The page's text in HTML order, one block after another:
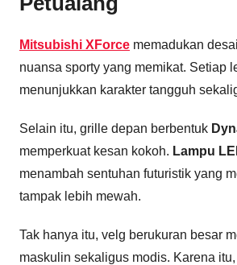
Mitsubishi XForce memadukan
nuansa sporty yang memikat. Setiap
menunjukkan karakter tangguh
Selain itu, grille depan berbentuk
memperkuat kesan kokoh. Lampu
menambah sentuhan futuristik yang
tampak lebih mewah.
Tak hanya itu, velg berukuran besar
maskulin sekaligus modis. Karena